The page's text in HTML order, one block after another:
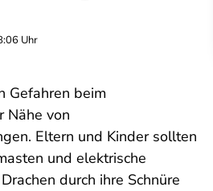
Uhr
Gefahren beim
Nähe von
Eltern und Kinder sollten
und elektrische
durch ihre Schnüre